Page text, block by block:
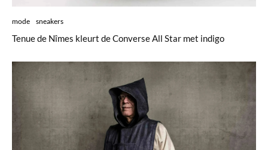
mode sneakers
Tenue de Nîmes kleurt de Converse All Star met indigo